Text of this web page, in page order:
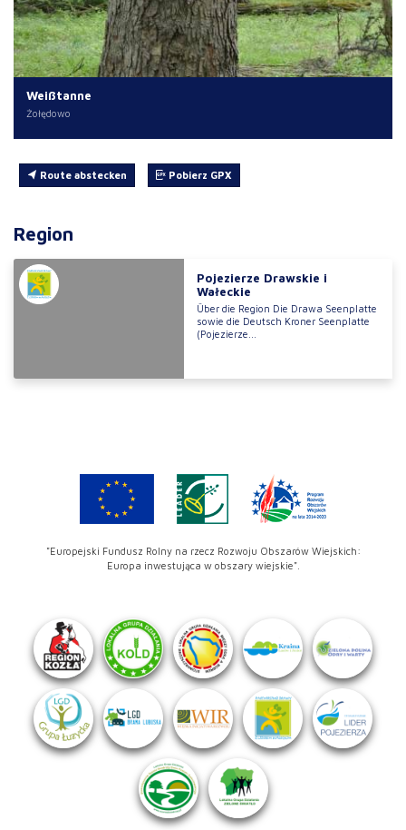
Weißtanne
Żołędowo
Route abstecken Pobierz GPX
Region
Pojezierze Drawskie i
Wałeckie
Über die Region Die Drawa Seenplatte
sowie die Deutsch Kroner Seenplatte
(Pojezierze...
"Europejski Fundusz Rolny na rzecz Rozwoju Obszarów Wiejskich:
Europa inwestująca w obszary wiejskie".